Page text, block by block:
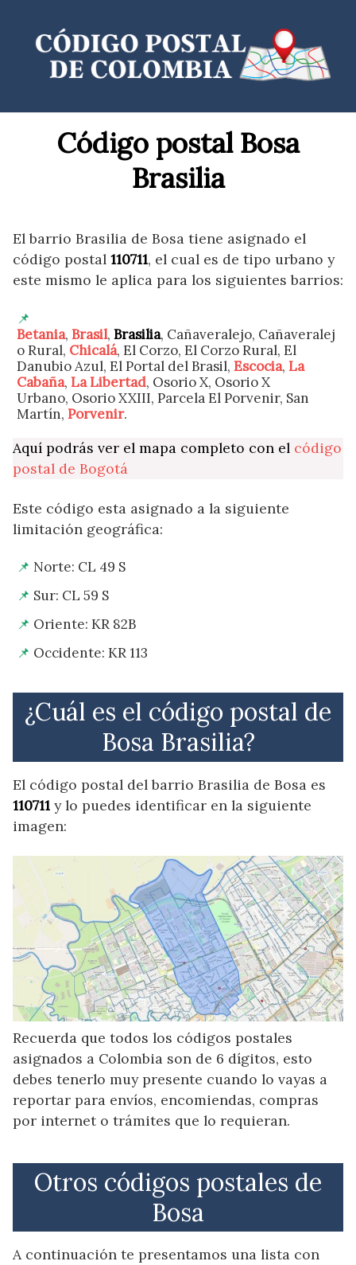
contenido
Código postal Bosa
Brasilia
El barrio Brasilia de Bosa tiene asignado el
código postal 110711, el cual es de tipo urbano y
este mismo le aplica para los siguientes barrios:
Betania, Brasil, Brasilia, Cañaveralejo, Cañaveralej
o Rural, Chicalá, El Corzo, El Corzo Rural, El
Danubio Azul, El Portal del Brasil, Escocia, La
Cabaña, La Libertad, Osorio X, Osorio X
Urbano, Osorio XXIII, Parcela El Porvenir, San
Martín, Porvenir.
Aquí podrás ver el mapa completo con el código
postal de Bogotá
Este código esta asignado a la siguiente
limitación geográfica:
Norte: CL 49 S
Sur: CL 59 S
Oriente: KR 82B
Occidente: KR 113
¿Cuál es el código postal de
Bosa Brasilia?
El código postal del barrio Brasilia de Bosa es
110711 y lo puedes identificar en la siguiente
imagen:
Recuerda que todos los códigos postales
asignados a Colombia son de 6 dígitos, esto
debes tenerlo muy presente cuando lo vayas a
reportar para envíos, encomiendas, compras
por internet o trámites que lo requieran.
Otros códigos postales de
Bosa
A continuación te presentamos una lista con